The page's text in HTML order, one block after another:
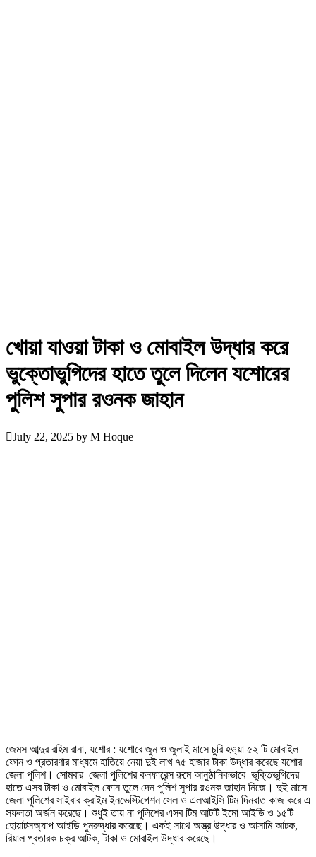
খোয়া যাওয়া টাকা ও মোবাইল উদ্ধার করে
ভুক্তোভুগিদের হাতে তুলে দিলেন যশোরের
পুলিশ সুপার রওনক জাহান
July 22, 2025 by M Hoque
জেমস আব্দুর রহিম রানা, যশোর : যশোরে জুন ও জুলাই মাসে চুরি হও্য়া ৫২ টি মোবাইল
ফোন ও প্রতারণার মাধ্যমে হাতিয়ে নেয়া দুই লাখ ৭৫ হাজার টাকা উদ্ধার করেছে যশোর
জেলা পুলিশ। সোমবার জেলা পুলিশের কনফারেন্স রুমে আনুষ্ঠানিকভাবে ভুক্তিভুগিদের
হাতে এসব টাকা ও মোবাইল ফোন তুলে দেন পুলিশ সুপার রওনক জাহান নিজে। দুই মাসে
জেলা পুলিশের সাইবার ক্রাইম ইনভেস্টিগেশন সেল ও এলআইসি টিম দিনরাত কাজ করে এ
সফলতা অর্জন করেছে। শুধুই তায় না পুলিশের এসব টিম আটটি ইমো আইডি ও ১৫টি
হোয়াটসঅ্যাপ আইডি পুনরুদ্ধার করেছে। একই সাথে অস্ত্র উদ্ধার ও আসামি আটক,
রিয়াল প্রতারক চক্র আটক, টাকা ও মোবাইল উদ্ধার করেছে।